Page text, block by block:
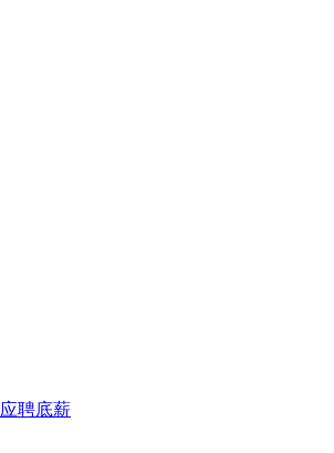
应聘底薪